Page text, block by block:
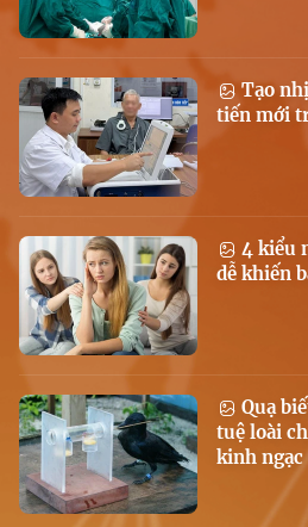
Tạo
tiến mới
4 kiểu
dễ khiến
Quạ
tuệ loài
kinh ngạc